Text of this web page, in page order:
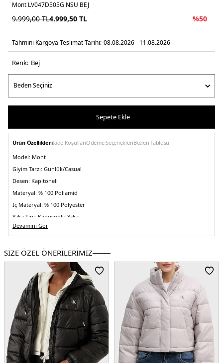
Mont LV047D505G NSU BEJ
9.999,00TL4.999,50 TL %50
Tahmini Kargoya Teslimat Tarihi: 08.08.2026 - 11.08.2026
Renk: bej
Sepete Ekle
Ürün Özellikleriİade KoşullarıÖdeme SeçenekleriBeden Tablosu
Model: Mont
Giyim Tarzı: Günlük/Casual
Desen: Kapitoneli
Materyal: % 100 Poliamid
İç Materyal: % 100 Polyester
Yaka Tipi: Kapüşonlu Yaka
Kapama Şekli:
Cep:Cepli
Astar Durumu:Astarlı
Kalıp Bilgisi: Loose Fit
Menşei: Vietnam
5DE2LV047D505GNSU.17
Devamını Gör
SİZE ÖZEL ÖNERİLERİMİZ